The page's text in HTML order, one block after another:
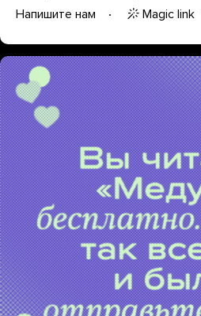
Напишите нам
Magic link